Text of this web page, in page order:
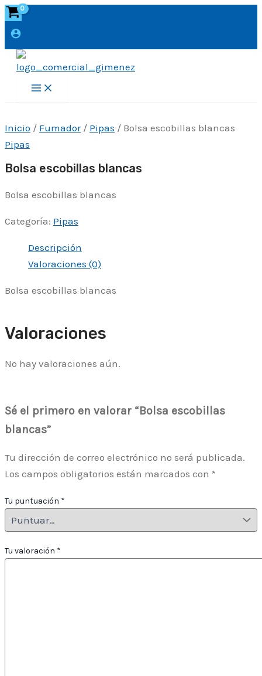
Ir
al
Main
Menu
Inicio / Fumador/ Pipas / Bolsa escobillas blancas
Pipas
Bolsa escobillas blancas
Bolsa escobillas blancas
Categoría: Pipas
Descripción
Valoraciones (0)
Bolsa escobillas blancas
Valoraciones
No hay valoraciones aún.
Sé el primero en valorar “Bolsa escobillas
blancas”
Tu dirección de correo electrónico no será publicada.
Los campos obligatorios están marcados con *
Tu puntuación *
Tu valoración *